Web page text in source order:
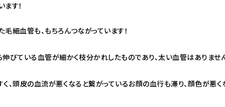
す！
細血管も、もちろんつながっています！
びている血管が細かく枝分かれしたものであり、太い血管はありませ
、頭皮の血流が悪くなると繋がっているお顔の血行も滞り、顔色が悪く